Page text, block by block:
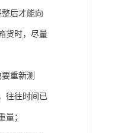
后才能向
货时，尽量
重新测
往往时间已
量；